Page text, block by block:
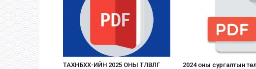
ТАХНБХХ-ИЙН 2025 ОНЫ ТӨЛӨВЛӨГӨӨ 2024 оны сургалтын